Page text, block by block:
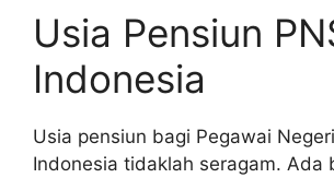
Usia Pensiun
Indonesia
Usia pensiun bagi Pegawai
Indonesia tidaklah seragam. Ada